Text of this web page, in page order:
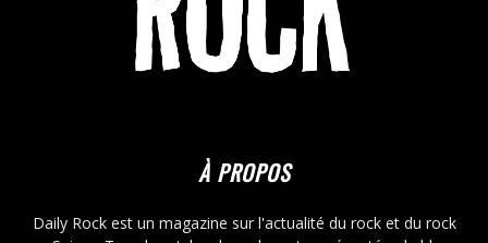
À PROPOS
Daily Rock est un magazine sur l'actualité du rock et du rock